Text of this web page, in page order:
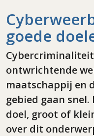
goede
ontwrichtende
maatschappij en
gebied gaan snel.
doel, groot of
over dit